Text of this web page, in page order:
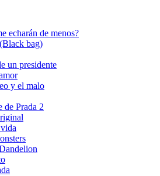
echarán de menos?
bag)
un presidente
y el malo
de Prada 2